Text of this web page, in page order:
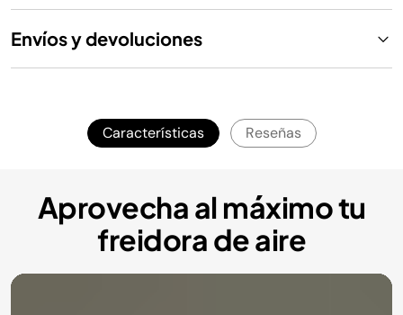
Envíos y devoluciones
Características Reseñas
Aprovecha al máximo tu
freidora de aire